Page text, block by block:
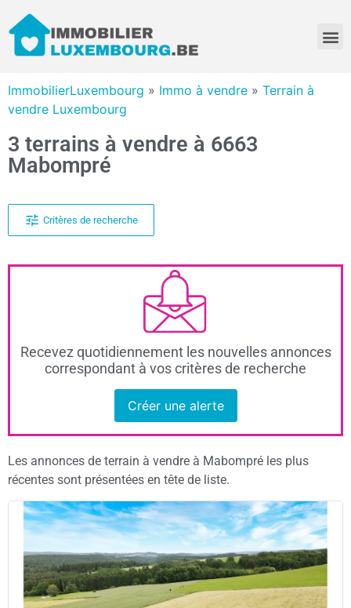
ImmobilierLuxembourg » Immo à vendre » Terrain à
vendre Luxembourg
3 terrains à vendre à 6663
Mabompré
Critères de recherche
Recevez quotidiennement les nouvelles annonces
correspondant à vos critères de recherche
Créer une alerte
Les annonces de terrain à vendre à Mabompré les plus
récentes sont présentées en tête de liste.